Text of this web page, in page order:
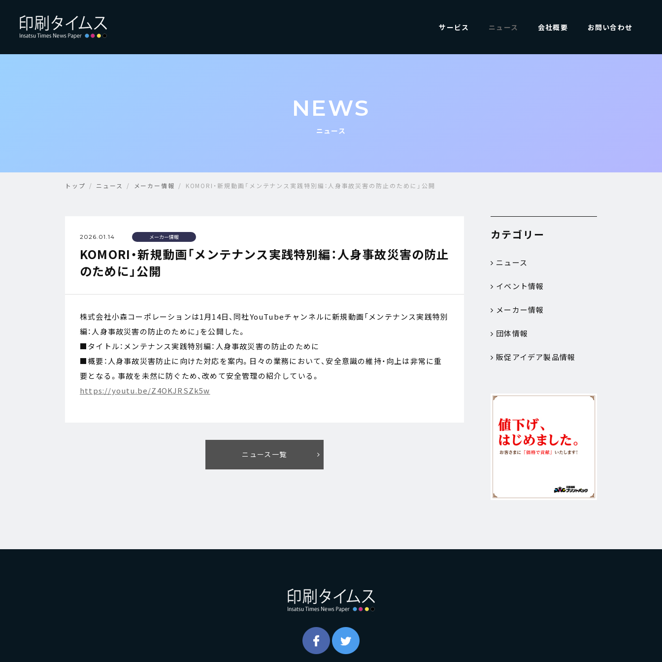
サービス ニュース 会社概要 お問い合わせ
NEWS
ニュース
トップ ニュース メーカー情報 KOMORI・新規動画「メンテナンス実践特別編：人身事故災害の防止のために」公開
2026.01.14 メーカー情報
KOMORI・新規動画「メンテナンス実践特別編：人身事故災害の防止
のために」公開
株式会社小森コーポレーションは1月14日、同社YouTubeチャンネルに新規動画「メンテナンス実践特別
編：人身事故災害の防止のために」を公開した。
■タイトル：メンテナンス実践特別編：人身事故災害の防止のために
■概要：人身事故災害防止に向けた対応を案内。日々の業務において、安全意識の維持・向上は非常に重
要となる。事故を未然に防ぐため、改めて安全管理の紹介している。
https://youtu.be/Z4OKJRSZk5w
ニュース一覧
カテゴリー
ニュース
イベント情報
メーカー情報
団体情報
販促アイデア製品情報